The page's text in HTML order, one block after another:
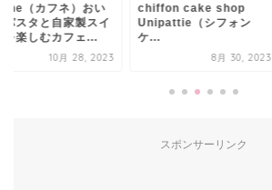
（カフネ）おい
パスタと自家製スイ
を楽しむカフェ...
10月 28, 2023
chiffon cake shop
Unipattie（シフォン
ケ...
8月 30, 2023
スポンサーリンク